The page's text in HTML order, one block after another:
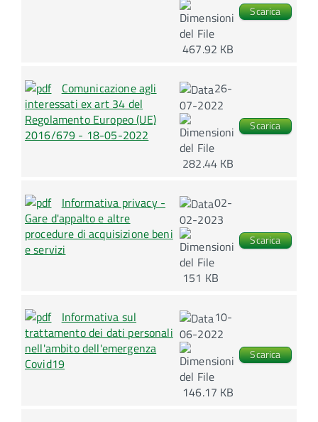
467.92 KB
Scarica
Comunicazione agli
interessati ex art 34 del
Regolamento Europeo (UE)
2016/679 - 18-05-2022
26-
07-2022
282.44 KB
Scarica
Informativa privacy -
Gare d'appalto e altre
procedure di acquisizione beni
e servizi
02-
02-2023
151 KB
Scarica
Informativa sul
trattamento dei dati personali
nell'ambito dell'emergenza
Covid19
10-
06-2022
146.17 KB
Scarica